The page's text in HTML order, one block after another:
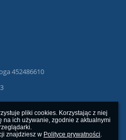
pliki cookies. Korzystając z niej
na ich używanie, zgodnie z aktualnymi
znajdziesz w Polityce prywatności.
452486610